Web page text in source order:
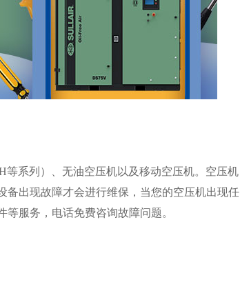
等系列）、无油空压机以及移动空压机。空压机
备出现故障才会进行维保，当您的空压机出现任
服务，电话免费咨询故障问题。